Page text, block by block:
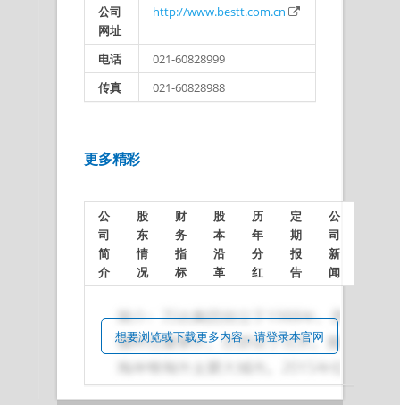
公司
网址
http://www.bestt.com.cn
电话
021-60828999
传真
021-60828988
更多精彩
公
司
简
介
股
东
情
况
财
务
指
标
股
本
沿
革
历
年
分
红
定
期
报
告
公
司
新
闻
想要浏览或下载更多内容，请登录本官网